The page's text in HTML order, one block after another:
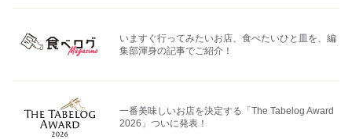
いますぐ行ってみたいお店、食べたいひと皿を、編
集部渾身の記事でご紹介！
一番美味しいお店を決定する「The Tabelog Award
2026」ついに発表！